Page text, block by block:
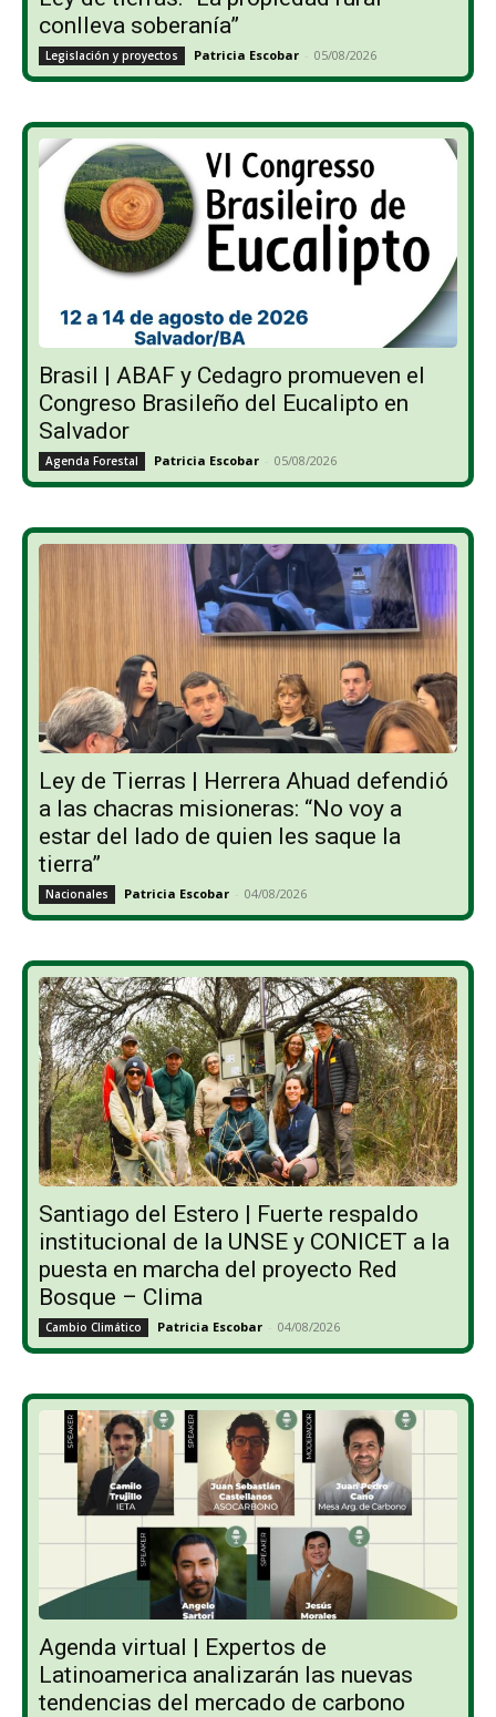
conlleva soberanía”
Legislación y proyectos Patricia Escobar - 05/08/2026
Brasil | ABAF y Cedagro promueven el
Congreso Brasileño del Eucalipto en
Salvador
Agenda Forestal Patricia Escobar - 05/08/2026
Ley de Tierras | Herrera Ahuad defendió
a las chacras misioneras: “No voy a
estar del lado de quien les saque la
tierra”
Nacionales Patricia Escobar - 04/08/2026
Santiago del Estero | Fuerte respaldo
institucional de la UNSE y CONICET a la
puesta en marcha del proyecto Red
Bosque – Clima
Cambio Climático Patricia Escobar - 04/08/2026
Agenda virtual | Expertos de
Latinoamerica analizarán las nuevas
tendencias del mercado de carbono